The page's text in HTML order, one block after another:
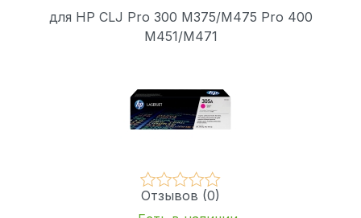
для HP CLJ Pro 300 M375/M475 Pro 400
M451/M471
Отзывов (0)